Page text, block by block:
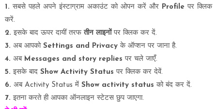
1. सबसे पहले अपने इंस्टाग्राम अकाउंट को ओपन करें और Profileपर क्लिक
करें.
2.इसके बाद ऊपर दायीं तरफतीन लाइनोंपर क्लिक कर दें.
3. अब आपको Settings and Privacy के ऑप्शन पर जाना है.
4. अब Messages and story replies पर चले जाएँ.
5.इसके बाद Show Activity Status पर क्लिक कर देवें.
6. अब Activity Status में Show activity status को बंद कर दें.
7.इतना करते ही आपका ऑनलाइन स्टेटस छुप जाएगा.